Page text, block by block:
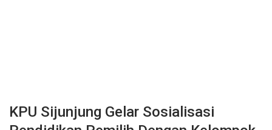
KPU Sijunjung Gelar Sosialisasi